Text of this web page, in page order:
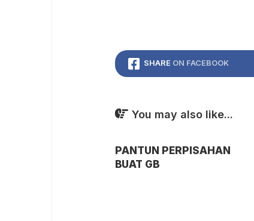
SHARE ON FACEBOOK
You may also like...
PANTUN PERPISAHAN
BUAT GB